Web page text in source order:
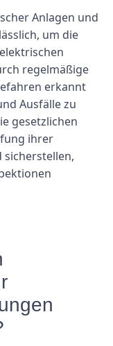
Anlagen und
um die
regelmäßige
erkannt
Ausfälle zu
gesetzlichen
ihrer
sicherstellen,